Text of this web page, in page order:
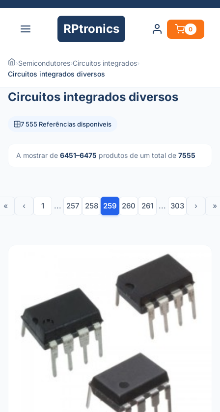
RPtronics 0
›Semicondutores›Circuitos integrados›
Circuitos integrados diversos
Circuitos integrados diversos
7 555 Referências disponíveis
A mostrar de 6451–6475 produtos de um total de 7555
« ‹ 1 ... 257 258 259 260 261 ... 303 › »